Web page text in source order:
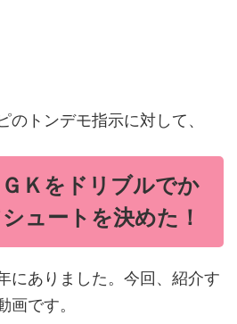
のトンデモ指示に対して、
Ｋをドリブルでか
ュートを決めた！
にありました。今回、紹介す
画です。